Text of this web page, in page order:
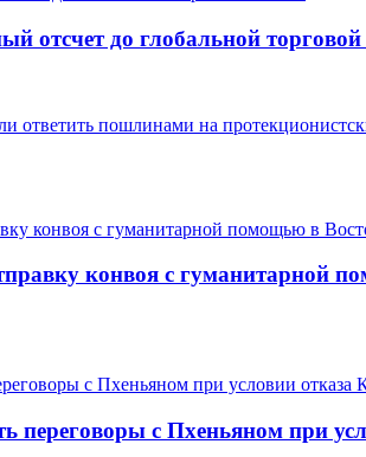
отсчет до глобальной
ответить пошлинами на
конвоя с гуманитарной
переговоры с Пхеньяном при